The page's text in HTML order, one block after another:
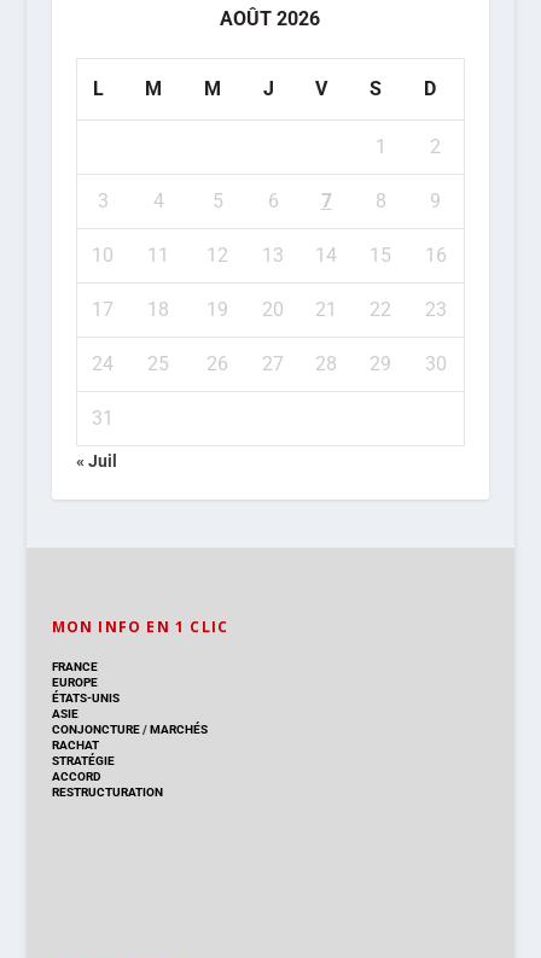
AOÛT 2026
L M M J V S D
1 2
3 4 5 6 7 8 9
10 11 12 13 14 15 16
17 18 19 20 21 22 23
24 25 26 27 28 29 30
31
« Juil
MON INFO EN 1 CLIC
FRANCE
EUROPE
ÉTATS-UNIS
ASIE
CONJONCTURE/MARCHÉS
RACHAT
STRATÉGIE
ACCORD
RESTRUCTURATION